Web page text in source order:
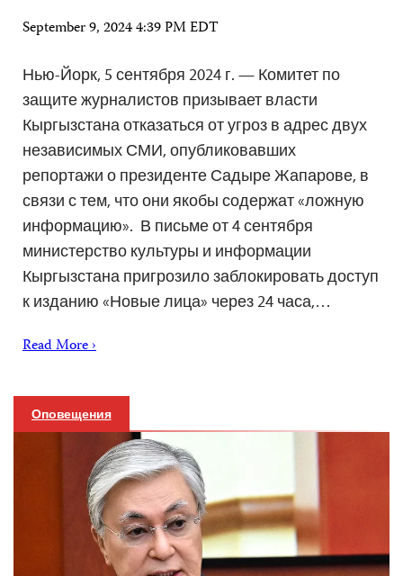
September 9, 2024 4:39 PM EDT
Нью-Йорк, 5 сентября 2024 г. — Комитет по
защите журналистов призывает власти
Кыргызстана отказаться от угроз в адрес двух
независимых СМИ, опубликовавших
репортажи о президенте Садыре Жапарове, в
связи с тем, что они якобы содержат «ложную
информацию». В письме от 4 сентября
министерство культуры и информации
Кыргызстана пригрозило заблокировать доступ
к изданию «Новые лица» через 24 часа,…
Read More ›
Оповещения